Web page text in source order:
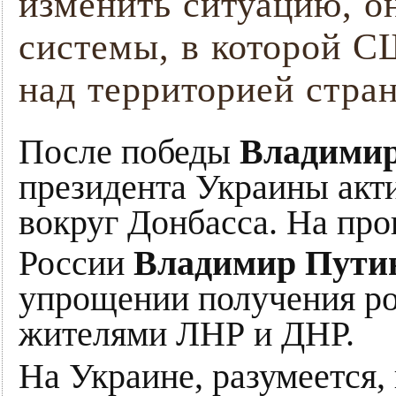
системы, в которой
над территорией
После победы
президента Украины
вокруг Донбасса. На
России Владимир
упрощении получения
жителями ЛНР и ДНР.
На Украине,